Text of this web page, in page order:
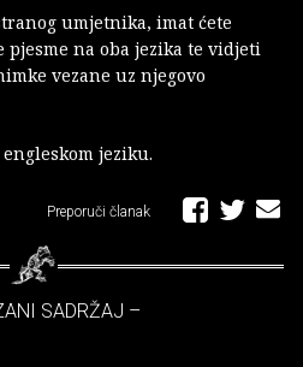
umjetnika, imat ćete
na oba jezika te vidjeti
vezane uz njegovo
jeziku.
Preporuči članak
SADRŽAJ –